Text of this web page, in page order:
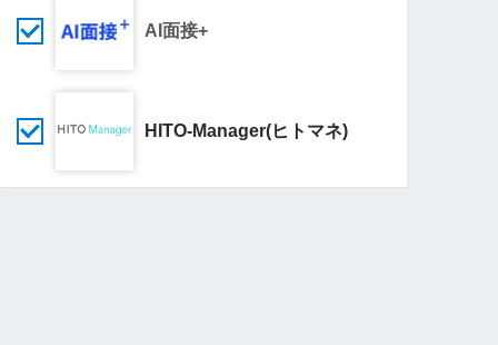
AI面接+
HITO-Manager(ヒトマネ)